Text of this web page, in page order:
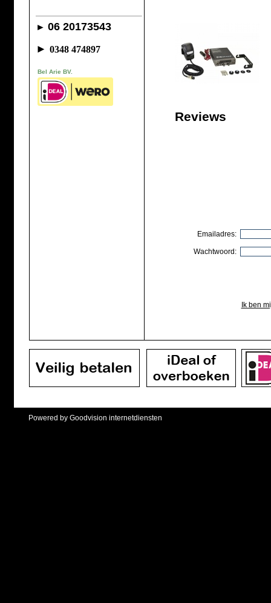
► 06 20173543
► 0348 474897
Bel Arie BV.
Reviews
Emailadres:
Wachtwoord:
Ik ben
Powered by Goodvision internetdiensten